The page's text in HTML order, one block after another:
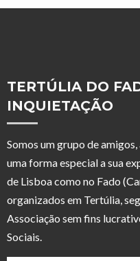
TERTÚLIA DO
INQUIETAÇÃO
Somos um grupo de
uma forma especial a sua
de Lisboa como no Fado
organizados em Tertúlia,
Associação sem fins
Sociais.